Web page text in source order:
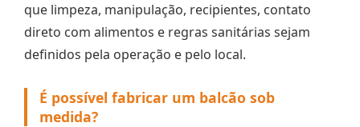
que limpeza, manipulação, recipientes, contato
direto com alimentos e regras sanitárias sejam
definidos pela operação e pelo local.
É possível fabricar um balcão sob
medida?